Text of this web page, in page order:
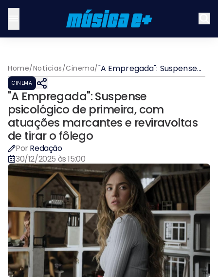
Home/Notícias/Cinema/"A Empregada": Suspense
psicológico de primeira,
e reviravoltas de tirar o
fôlego
CINEMA
"A Empregada": Suspense
psicológico de primeira, com
atuações marcantes e reviravoltas
de tirar o fôlego
Por Redação
30/12/2025 às 15:00